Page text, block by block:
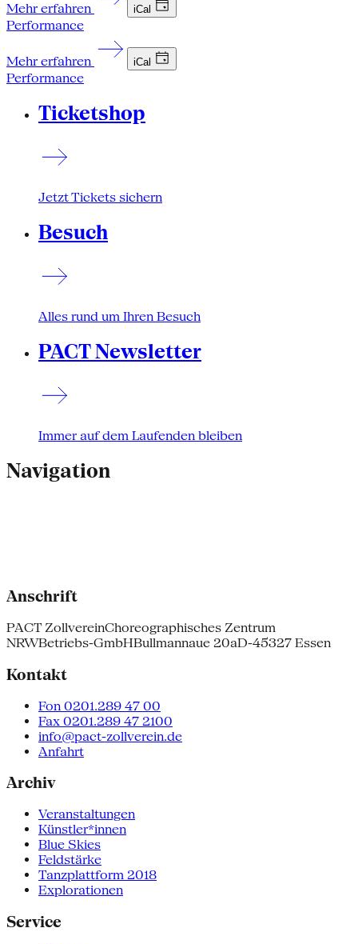
Mehr erfahren iCal
Performance
Mehr erfahren iCal
Performance
Ticketshop
Jetzt Tickets sichern
Besuch
Alles rund um Ihren Besuch
PACT Newsletter
Immer auf dem Laufenden bleiben
Navigation
Anschrift
PACT ZollvereinChoreographisches Zentrum
NRWBetriebs-GmbHBullmannaue 20aD-45327 Essen
Kontakt
Fon 0201.289 47 00
Fax 0201.289 47 2100
info@pact-zollverein.de
Anfahrt
Archiv
Veranstaltungen
Künstler*innen
Blue Skies
Feldstärke
Tanzplattform 2018
Explorationen
Service